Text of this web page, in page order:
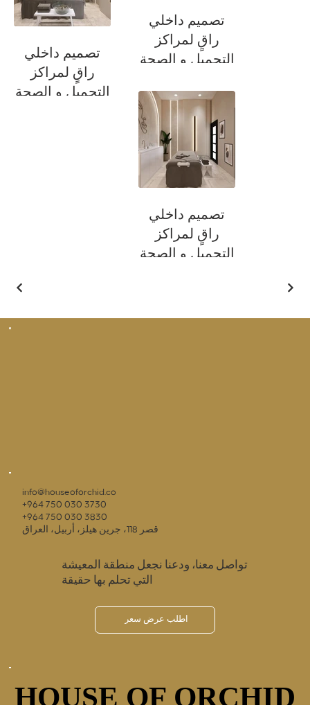
تصميم داخلي
راقٍ لمراكز
التجميل و الصحة تصميم داخلي
راقٍ لمراكز
التجميل و الصحة
تصميم داخلي
راقٍ لمراكز
التجميل و الصحة
info@houseoforchid.co
+964 750 030 3730
+964 750 030 3830
قصر 118، جرين هيلز، أربيل، العراق
تواصل معنا، ودعنا نجعل منطقة المعيشة
التي تحلم بها حقيقة
اطلب عرض سعر
HOUSE OF ORCHID
HOUSE OF ORCHID